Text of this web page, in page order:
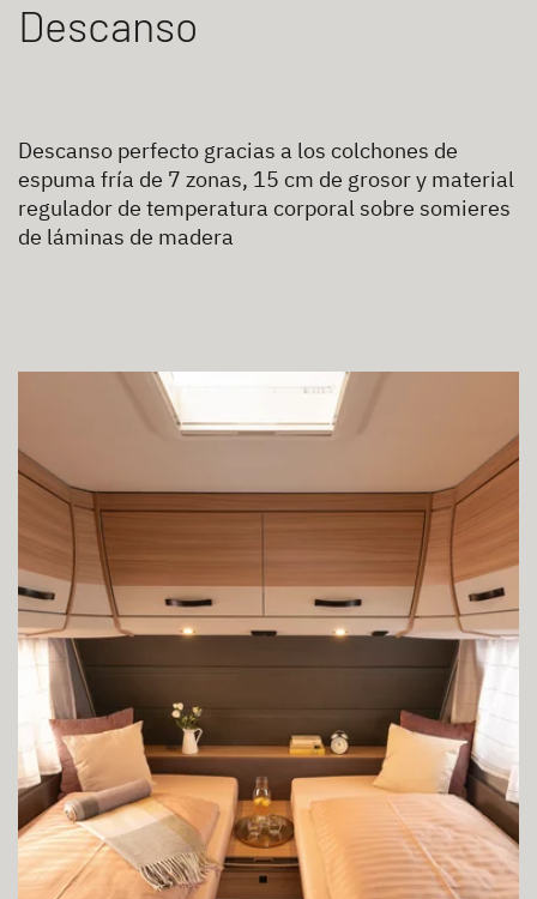
Descanso
Descanso perfecto gracias a los colchones de
espuma fría de 7 zonas, 15 cm de grosor y material
regulador de temperatura corporal sobre somieres
de láminas de madera